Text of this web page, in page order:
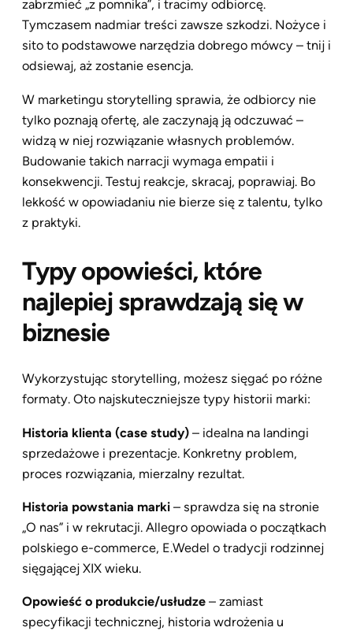
zabrzmieć „z pomnika”, i tracimy odbiorcę.
Tymczasem nadmiar treści zawsze szkodzi. Nożyce i
sito to podstawowe narzędzia dobrego mówcy – tnij i
odsiewaj, aż zostanie esencja.
W marketingu storytelling sprawia, że odbiorcy nie
tylko poznają ofertę, ale zaczynają ją odczuwać –
widzą w niej rozwiązanie własnych problemów.
Budowanie takich narracji wymaga empatii i
konsekwencji. Testuj reakcje, skracaj, poprawiaj. Bo
lekkość w opowiadaniu nie bierze się z talentu, tylko
z praktyki.
Typy opowieści, które
najlepiej sprawdzają się w
biznesie
Wykorzystując storytelling, możesz sięgać po różne
formaty. Oto najskuteczniejsze typy historii marki:
Historia klienta (case study) – idealna na landingi
sprzedażowe i prezentacje. Konkretny problem,
proces rozwiązania, mierzalny rezultat.
Historia powstania marki – sprawdza się na stronie
„O nas” i w rekrutacji. Allegro opowiada o początkach
polskiego e-commerce, E.Wedel o tradycji rodzinnej
sięgającej XIX wieku.
Opowieść o produkcie/usłudze – zamiast
specyfikacji technicznej, historia wdrożenia u